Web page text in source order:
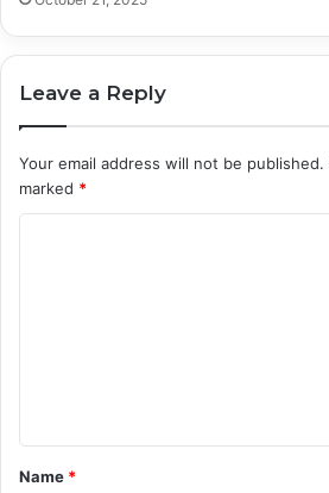
Leave a Reply
Your email address will not be published.
marked *
t
*
Name *